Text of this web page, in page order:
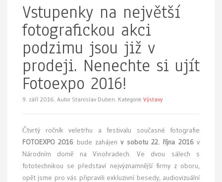
Vstupenky na největší
fotografickou akci
podzimu jsou již v
prodeji. Nenechte si ujít
Fotoexpo 2016!
9. září 2016. Autor Stanislav Duben. Kategorie Výstavy
Čtvrtý ročník veletrhu a festivalu současné fotografie
FOTOEXPO 2016 bude zahájenv sobotu 22. října 2016v
Národním domě na Vinohradech. Ve dvou sálech s
fototechnikou se představí nejvýznamnější firmy z oboru,
opět jsme pro vás připravili exkluzivní besedy, audiovizuální